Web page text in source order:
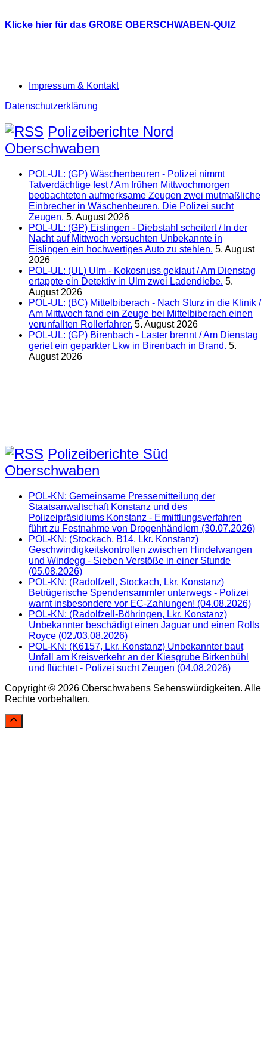
Klicke hier für das GROßE OBERSCHWABEN-QUIZ
Impressum & Kontakt
Datenschutzerklärung
Polizeiberichte Nord
Oberschwaben
POL-UL: (GP) Wäschenbeuren - Polizei nimmt
Tatverdächtige fest / Am frühen Mittwochmorgen
beobachteten aufmerksame Zeugen zwei mutmaßliche
Einbrecher in Wäschenbeuren. Die Polizei sucht
Zeugen. 5. August 2026
POL-UL: (GP) Eislingen - Diebstahl scheitert / In der
Nacht auf Mittwoch versuchten Unbekannte in
Eislingen ein hochwertiges Auto zu stehlen. 5. August
2026
POL-UL: (UL) Ulm - Kokosnuss geklaut / Am Dienstag
ertappte ein Detektiv in Ulm zwei Ladendiebe. 5.
August 2026
POL-UL: (BC) Mittelbiberach - Nach Sturz in die Klinik /
Am Mittwoch fand ein Zeuge bei Mittelbiberach einen
verunfallten Rollerfahrer. 5. August 2026
POL-UL: (GP) Birenbach - Laster brennt / Am Dienstag
geriet ein geparkter Lkw in Birenbach in Brand. 5.
August 2026
Polizeiberichte Süd
Oberschwaben
POL-KN: Gemeinsame Pressemitteilung der
Staatsanwaltschaft Konstanz und des
Polizeipräsidiums Konstanz - Ermittlungsverfahren
führt zu Festnahme von Drogenhändlern (30.07.2026)
POL-KN: (Stockach, B14, Lkr. Konstanz)
Geschwindigkeitskontrollen zwischen Hindelwangen
und Windegg - Sieben Verstöße in einer Stunde
(05.08.2026)
POL-KN: (Radolfzell, Stockach, Lkr. Konstanz)
Betrügerische Spendensammler unterwegs - Polizei
warnt insbesondere vor EC-Zahlungen! (04.08.2026)
POL-KN: (Radolfzell-Böhringen, Lkr. Konstanz)
Unbekannter beschädigt einen Jaguar und einen Rolls
Royce (02./03.08.2026)
POL-KN: (K6157, Lkr. Konstanz) Unbekannter baut
Unfall am Kreisverkehr an der Kiesgrube Birkenbühl
und flüchtet - Polizei sucht Zeugen (04.08.2026)
Copyright © 2026 Oberschwabens Sehenswürdigkeiten. Alle
Rechte vorbehalten.